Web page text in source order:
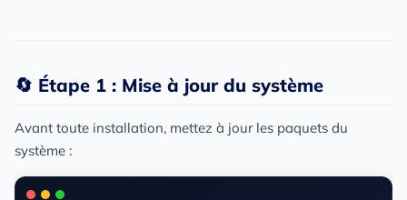
🔄 Étape 1 : Mise à jour du système
Avant toute installation, mettez à jour les paquets du
système :